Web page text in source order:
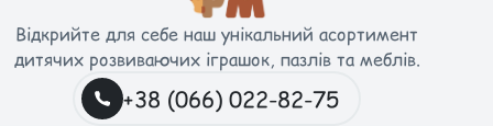
Відкрийте для себе наш унікальний асортимент
дитячих розвиваючих іграшок, пазлів та меблів.
+38 (066) 022-82-75